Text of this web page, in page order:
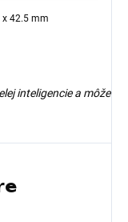
42.5 mm
inteligencie a môže